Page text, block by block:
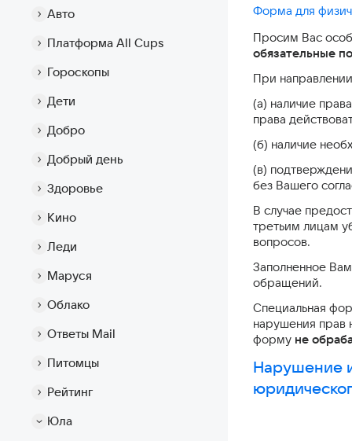
Авто
Платформа All Cups
Гороскопы
Дети
Добро
Добрый день
Здоровье
Кино
Леди
Маруся
Облако
Ответы Mail
Питомцы
Рейтинг
Юла
Форма для
Просим Вас
обязательные
При
(а) наличие
права
(б) наличие
(в)
без Вашего
В случае
третьим лицам
вопросов.
Заполненное
обращений.
Специальная
нарушения прав
форму не
Нарушение